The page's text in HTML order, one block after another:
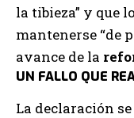
la tibieza” y que
mantenerse “de
avance de la
UN FALLO QUE
La declaración